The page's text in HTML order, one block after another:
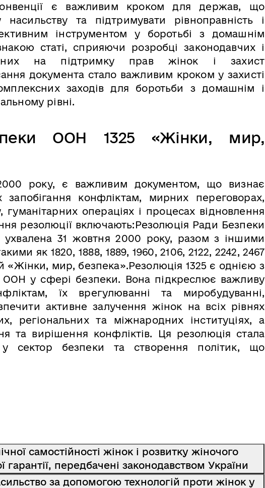
є важливим кроком для держав, що
та підтримувати рівноправність і
інструментом у боротьбі з домашнім
статі, сприяючи розробці законодавчих і
на підтримку прав жінок і захист
документа стало важливим кроком у захисті
заходів для боротьби з домашнім і
рівні.
ООН 1325 «Жінки, мир,
року, є важливим документом, що визнає
конфліктам, мирних переговорах,
операціях і процесах відновлення
резолюції включають:Резолюція Ради Безпеки
31 жовтня 2000 року, разом з іншими
як 1820, 1888, 1889, 1960, 2106, 2122, 2242, 2467
мир, безпека».Резолюція 1325 є однією з
ООН у сфері безпеки. Вона підкреслює важливу
їх врегулюванні та миробудуванні,
активне залучення жінок на всіх рівнях
регіональних та міжнародних інституціях, а
та вирішення конфліктів. Ця резолюція стала
у сектор безпеки та створення політик, що
самостійності жінок і розвитку жіночого
гарантії, передбачені законодавством України
за допомогою технологій проти жінок у